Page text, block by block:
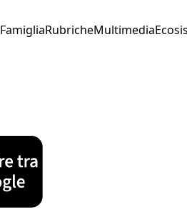
FamigliaRubricheMultimedia